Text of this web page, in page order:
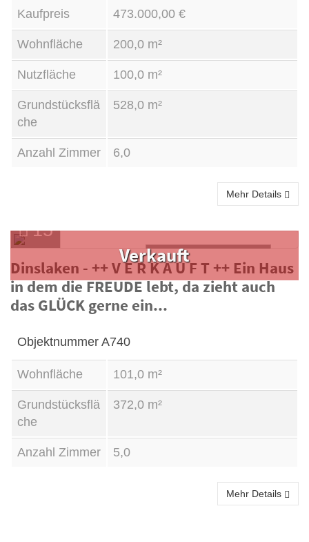
Kaufpreis 473.000,00 €
Wohnfläche 200,0 m²
Nutzfläche 100,0 m²
Grundstücksflä
che
528,0 m²
Anzahl Zimmer 6,0
Mehr Details
15
Doppelhaushälfte
Kauf
Verkauft
Dinslaken - ++ V E R K A U F T ++ Ein Haus
in dem die FREUDE lebt, da zieht auch
das GLÜCK gerne ein...
Objektnummer A740
Wohnfläche 101,0 m²
Grundstücksflä
che
372,0 m²
Anzahl Zimmer 5,0
Mehr Details